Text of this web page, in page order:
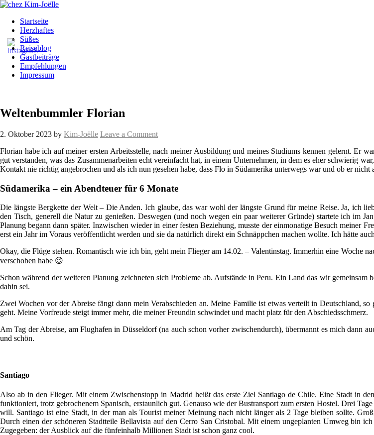
Startseite
Herzhaftes
Süßes
Reiseblog
Gastbeiträge
Empfehlungen
Impressum
Weltenbummler Florian
2. Oktober 2023 by Kim-Joëlle Leave a Comment
Florian habe ich auf meiner ersten Arbeitsstelle, nach meiner Ausbildung und meines Studiums kennen gelernt. Er
gut verstanden, was das Zusammenarbeiten echt vereinfacht hat, in einem Unternehmen, in dem es eher schwierig
Kontakt nie richtig angebrochen und als ich nun gesehen habe, dass Flo in Südamerika unterwegs war und ob er
Südamerika – ein Abendteuer für 6 Monate
Die längste Bergkette der Welt – Die Anden. Ich glaube, das war wohl der längste Grund für meine Reise. Ja, ich
den Tisch, generell die Natur zu genießen. Deswegen (und noch wegen ein paar weiterer Gründe) startete ich im
Planung begann dann später. Inzwischen wieder in einer festen Beziehung, musste der einmonatige Besuch meiner
erst ein Jahr im Voraus veröffentlicht werden und sie da natürlich direkt ein Schnäppchen machen wollte. Ich hätte
Okay, die Flüge stehen. Romantisch wie ich bin, geht mein Flieger am 14.02. – Valentinstag. Immerhin eine Woche
verschoben habe 😉
Schon während der weiteren Planung zeichneten sich Probleme ab. Aufstände in Peru. Ein Land das wir
dahin sei.
Zwei Wochen vor der Abreise fängt dann mein Verabschieden an. Meine Familie ist etwas verteilt in Deutschland,
geht. Meine Vorfreude steigt immer mehr, die meiner Freundin schwindet und macht platz für den Abschiedsschmerz.
Am Tag der Abreise, am Flughafen in Düsseldorf (na auch schon vorher zwischendurch), übermannt es mich dann
und schön.
Santiago
Also ab in den Flieger. Mit einem Zwischenstopp in Madrid heißt das erste Ziel Santiago de Chile. Eine Stadt in
funktioniert, trotz gebrochenem Spanisch, erstaunlich gut. Genauso wie der Bustransport zum ersten Hostel. Drei
will. Santiago ist eine Stadt, in der man als Tourist meiner Meinung nach nicht länger als 2 Tage bleiben sollte.
Durch einen der schöneren Stadtteile Bellavista auf den Cerro San Cristobal. Mit einem ungeplanten Umweg bin
Zugegeben: der Ausblick auf die fünfeinhalb Millionen Stadt ist schon ganz cool.